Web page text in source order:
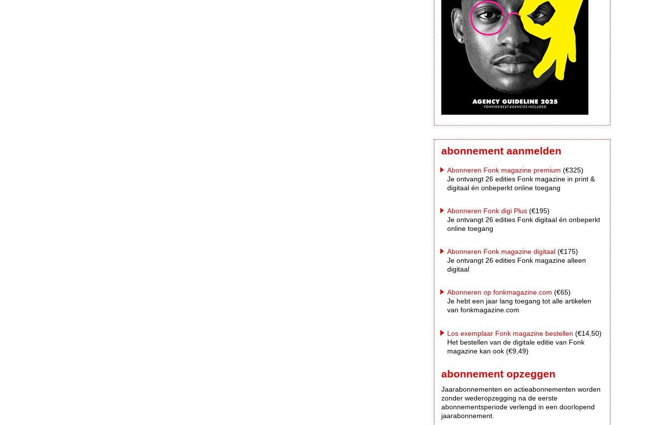
abonnement aanmelden
Abonneren Fonk magazine premium (€325)
Je ontvangt 26 edities Fonk magazine in print &
digitaal én onbeperkt online toegang
Abonneren Fonk digi Plus (€195)
Je ontvangt 26 edities Fonk digitaal én onbeperkt
online toegang
Abonneren Fonk magazine digitaal (€175)
Je ontvangt 26 edities Fonk magazine alleen
digitaal
Abonneren op fonkmagazine.com (€65)
Je hebt een jaar lang toegang tot alle artikelen
van fonkmagazine.com
Los exemplaar Fonk magazine bestellen (€14,50)
Het bestellen van de digitale editie van Fonk
magazine kan ook (€9,49)
abonnement opzeggen
Jaarabonnementen en actieabonnementen worden
zonder wederopzegging na de eerste
abonnementsperiode verlengd in een doorlopend
jaarabonnement.